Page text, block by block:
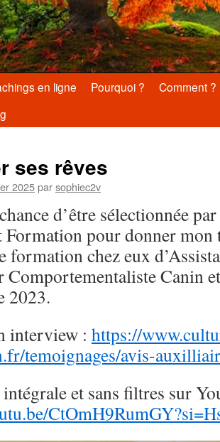
en ligne Pourquoi ?
Comment ?
ses rêves
2025parsophiec2v
d’être sélectionnée
Formation pour donner mon
formation chez eux
Comportementaliste Canin
2023.
interview : https://
temoignages/avis-
et sans filtres sur